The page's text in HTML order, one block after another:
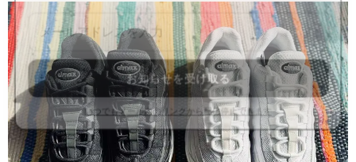
カートに残っている商品のお知らせ（買い忘れ通知）
お知らせを受け取る
いつでもメール内のリンクから配信停止できます